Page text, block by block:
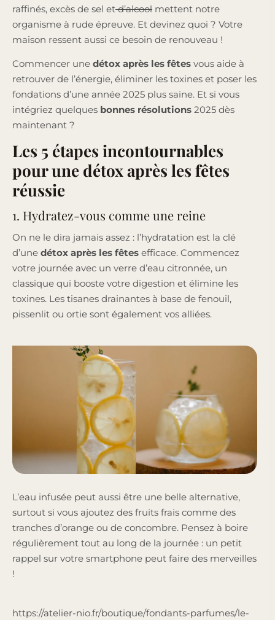
raffinés, excès de sel etd’alcool mettent notre
organisme à rude épreuve. Et devinez quoi ? Votre
maison ressent aussi ce besoin de renouveau !
Commencer une détox après les fêtes vous aide à
retrouver de l’énergie, éliminer les toxines et poser les
fondations d’une année 2025 plus saine. Et si vous
intégriez quelques bonnes résolutions 2025 dès
maintenant ?
Les 5 étapes incontournables
pour une détox après les fêtes
réussie
1. Hydratez-vous comme une reine
On ne le dira jamais assez : l’hydratation est la clé
d’une détox après les fêtes efficace. Commencez
votre journée avec un verre d’eau citronnée, un
classique qui booste votre digestion et élimine les
toxines. Les tisanes drainantes à base de fenouil,
pissenlit ou ortie sont également vos alliées.
L’eau infusée peut aussi être une belle alternative,
surtout si vous ajoutez des fruits frais comme des
tranches d’orange ou de concombre. Pensez à boire
régulièrement tout au long de la journée : un petit
rappel sur votre smartphone peut faire des merveilles
!
https://atelier-nio.fr/boutique/fondants-parfumes/le-